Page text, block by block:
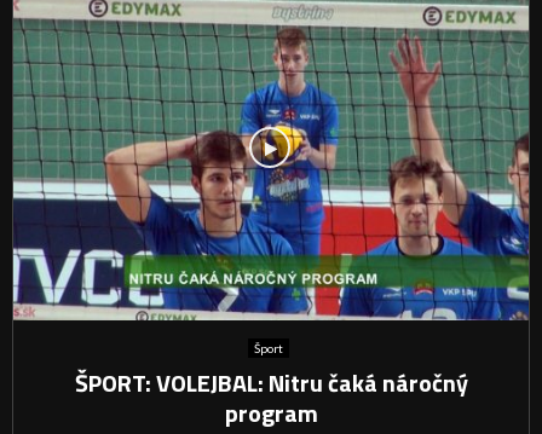
Šport
ŠPORT: VOLEJBAL: Nitru čaká náročný
program